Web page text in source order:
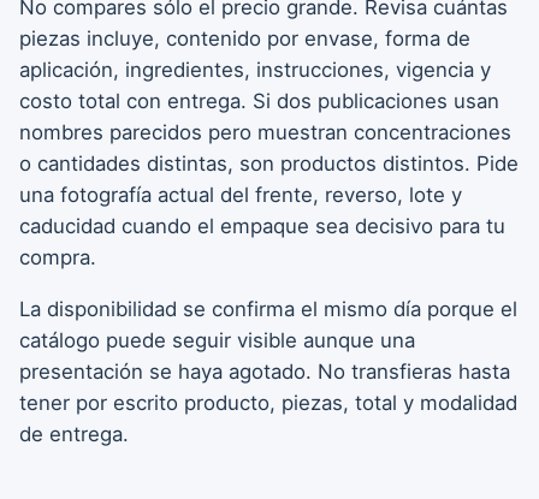
No compares sólo el precio grande. Revisa cuántas
piezas incluye, contenido por envase, forma de
aplicación, ingredientes, instrucciones, vigencia y
costo total con entrega. Si dos publicaciones usan
nombres parecidos pero muestran concentraciones
o cantidades distintas, son productos distintos. Pide
una fotografía actual del frente, reverso, lote y
caducidad cuando el empaque sea decisivo para tu
compra.
La disponibilidad se confirma el mismo día porque el
catálogo puede seguir visible aunque una
presentación se haya agotado. No transfieras hasta
tener por escrito producto, piezas, total y modalidad
de entrega.